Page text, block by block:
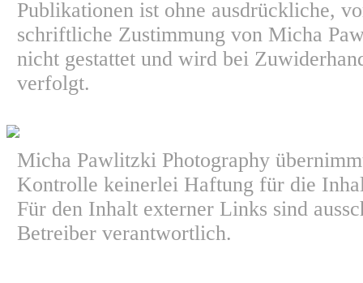
Publikationen ist ohne ausdrückliche,
schriftliche Zustimmung von Micha
nicht gestattet und wird bei
verfolgt.
Micha Pawlitzki Photography
Kontrolle keinerlei Haftung für die
Für den Inhalt externer Links sind
Betreiber verantwortlich.